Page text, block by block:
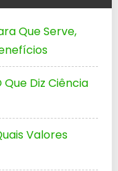
Que Serve,
Diz Ciência
Valores